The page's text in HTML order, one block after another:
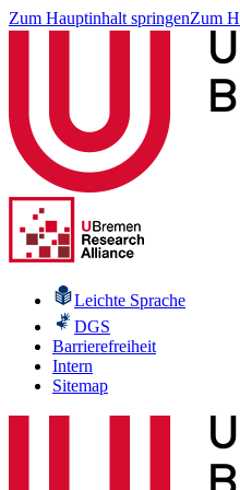
Zum Hauptinhalt springenZum
Leichte Sprache
DGS
Barrierefreiheit
Intern
Sitemap